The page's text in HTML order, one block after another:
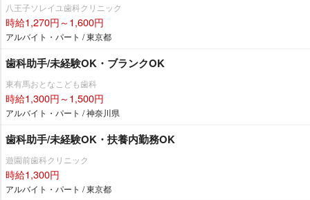
八王子ソレイユ歯科クリニック
時給1,270円～1,600円
アルバイト・パート / 東京都
歯科助手/未経験OK・ブランクOK
東有馬おとなこども歯科
時給1,300円～1,500円
アルバイト・パート / 神奈川県
歯科助手/未経験OK・扶養内勤務OK
遊園前歯科クリニック
時給1,300円
アルバイト・パート / 東京都